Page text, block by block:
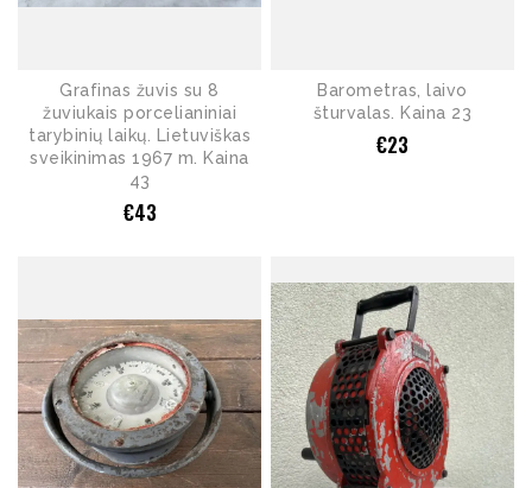
Grafinas žuvis su 8
žuviukais porcelianiniai
tarybinių laikų. Lietuviškas
sveikinimas 1967 m. Kaina
43
€43
Barometras, laivo
šturvalas. Kaina 23
€23